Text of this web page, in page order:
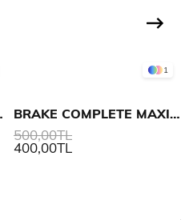
1
BRAKE COMPLETE MAXI BLACK
400,00TL
500,00TL